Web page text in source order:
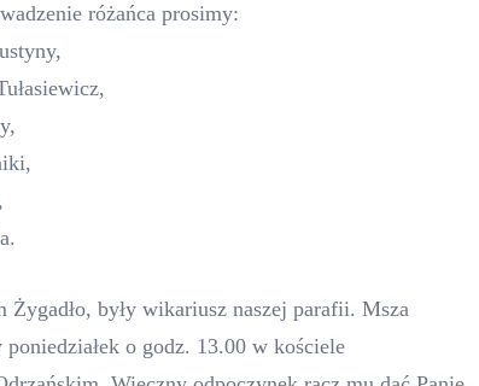
różańca prosimy:
Żygadło, były wikariusz naszej parafii. Msza
o godz. 13.00 w kościele